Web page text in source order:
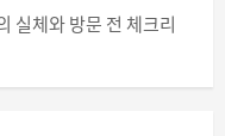
실체와 방문 전 체크리